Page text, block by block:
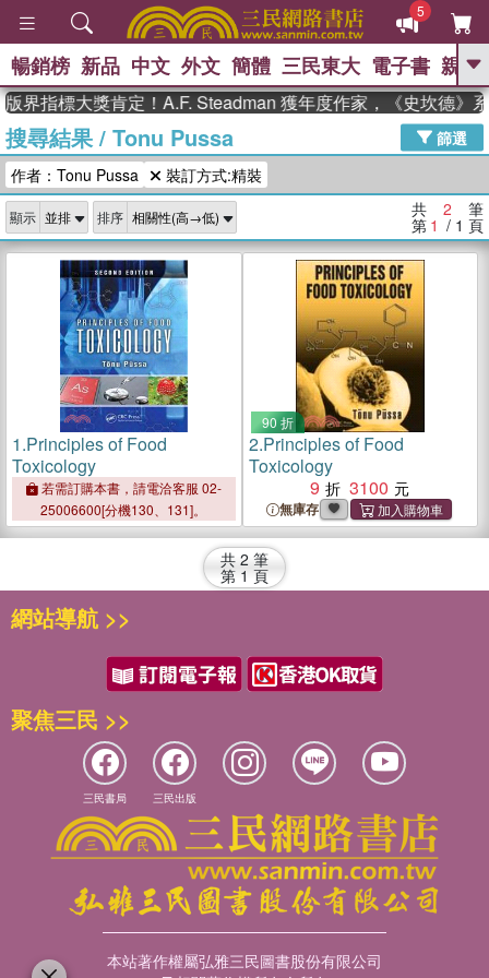
5
GO
熱搜： 高希均教授回憶錄
、 The Odyssey 、 父親節 、 如果歷
史是一群喵
獎 臺灣漫遊錄 、 方念華 、 台灣的李
登輝時代
數學女孩：黎曼猜想 、
偉大的迷走神經
暢銷榜 新品 中文 外文 簡體 三民東大 電子書 親子
界指標大獎肯定！A.F. Steadman 獲年度作家，《史坎德》
搜尋結果/ Tonu Pussa
篩選
作者：Tonu Pussa
裝訂方式:精裝
顯示 排序 共 2 筆
第 1 / 1 頁
1.Principles of Food
Toxicology
若需訂購本書，請電洽客服 02-
25006600[分機130、131]。
90 折
2.Principles of Food
Toxicology
9
3100
無庫存
共 2 筆
第 1 頁
網站導航 >>
聚焦三民 >>
三民書局 三民出版
本站著作權屬弘雅三民圖書股份有限公司